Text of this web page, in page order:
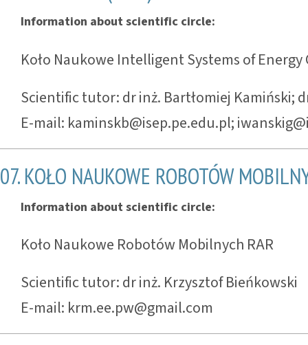
Information about scientific circle:
Koło Naukowe Intelligent Systems of Energy
Scientific tutor: dr inż. Bartłomiej Kamiński;
E-mail: kaminskb@isep.pe.edu.pl;
07. KOŁO NAUKOWE ROBOTÓW
Information about scientific circle:
Koło Naukowe Robotów Mobilnych RAR
Scientific tutor: dr inż. Krzysztof Bieńkowski
E-mail: krm.ee.pw@gmail.com